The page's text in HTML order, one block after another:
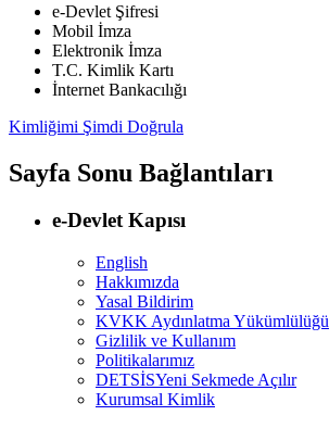
e-Devlet Şifresi
Mobil İmza
Elektronik İmza
T.C. Kimlik Kartı
İnternet Bankacılığı
Kimliğimi Şimdi Doğrula
Sayfa Sonu Bağlantıları
e-Devlet Kapısı
English
Hakkımızda
Yasal Bildirim
KVKK Aydınlatma Yükümlülüğü
Gizlilik ve Kullanım
Politikalarımız
DETSİSYeni Sekmede Açılır
Kurumsal Kimlik